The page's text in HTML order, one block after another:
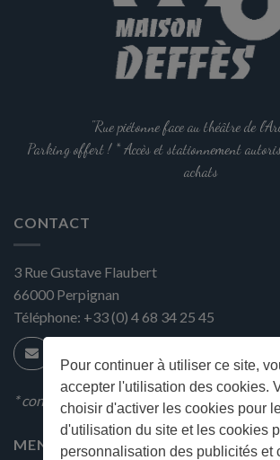
Pour continuer à utiliser ce site,
accepter l'utilisation des cookies.
choisir d'activer les cookies pour
d'utilisation du site et les cookies
personnalisation des publicités et
"Rue piétonne face au théâtre de
Parking offert ! * Accès et stationnement
achats
CONTACT
3 Rue Gustave Flaubert
66000 Perpignan
Téléphone: +33 (0) 4 68 34 25 45
* condition en magasin
MENU